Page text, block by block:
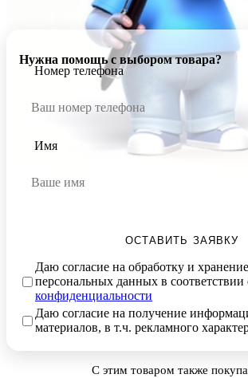
Нужна помощь с выбором товара?
Номер телефона
Имя
ОСТАВИТЬ ЗАЯВКУ
Даю согласие на обработку и
персональных данных в соответствии
конфиденциальности
Даю согласие на получение
материалов, в т.ч. рекламного
С этим товаром также